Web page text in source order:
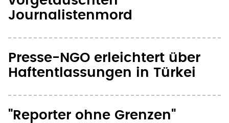
Journalistenmord
Presse-NGO erleichtert über
Haftentlassungen in Türkei
"Reporter ohne Grenzen"